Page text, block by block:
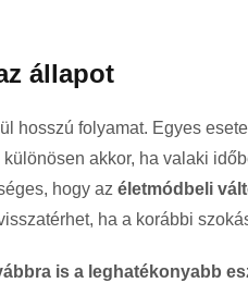
állapot
hosszú folyamat. Egyes
különösen akkor, ha valaki
hogy az életmódbeli
ha a korábbi
is a leghatékonyabb